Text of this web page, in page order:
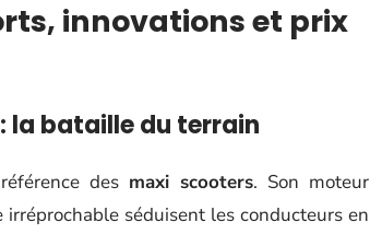
innovations et prix
la bataille du terrain
des maxi scooters. Son moteur
séduisent les conducteurs en